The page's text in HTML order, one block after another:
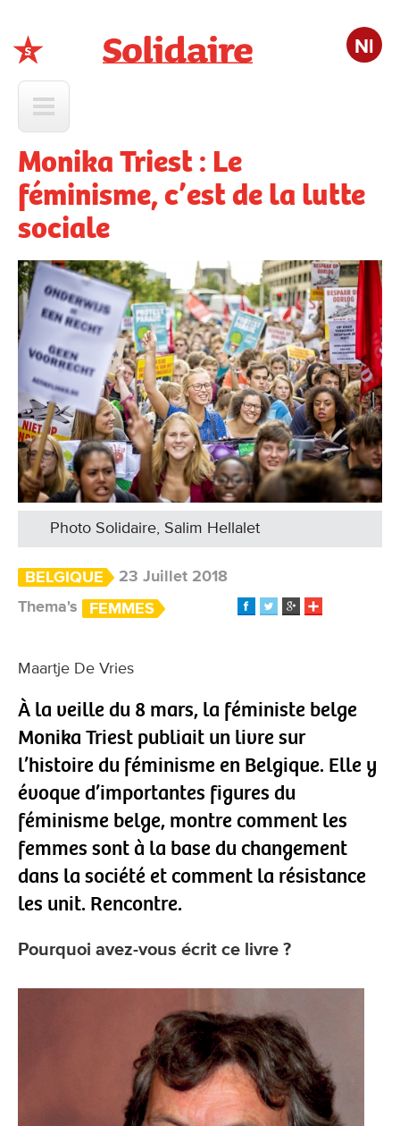
Nl
Monika Triest : Le
féminisme, c’est de la lutte
sociale
Photo Solidaire, Salim Hellalet
BELGIQUE
23 Juillet 2018
Thema's
FEMMES
Maartje De Vries
À la veille du 8 mars, la féministe belge
Monika Triest publiait un livre sur
l’histoire du féminisme en Belgique. Elle y
évoque d’importantes figures du
féminisme belge, montre comment les
femmes sont à la base du changement
dans la société et comment la résistance
les unit. Rencontre.
Pourquoi avez-vous écrit ce livre ?